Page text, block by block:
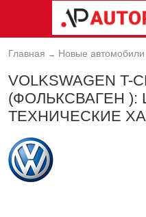
Главная → Новые автомобили
VOLKSWAGEN T-
(ФОЛЬКСВАГЕН ):
ТЕХНИЧЕСКИЕ